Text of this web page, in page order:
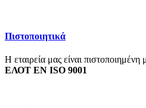
Πιστοποιητικά
Η εταιρεία μας είναι πιστοποιημένη
ΕΛΟΤ ΕΝ ISO 9001